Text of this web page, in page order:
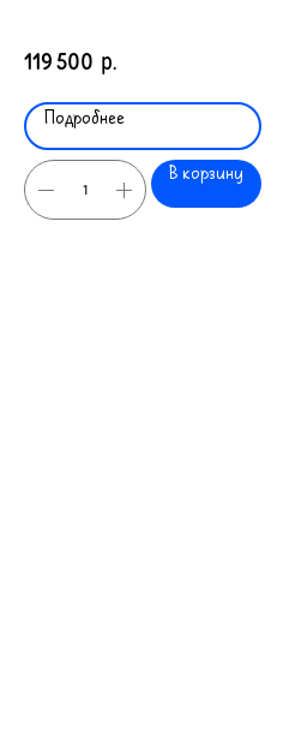
119 500 р.
Подробнее
В корзину